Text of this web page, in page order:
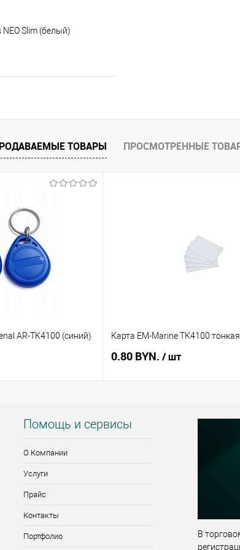
Slim (белый)
ТОВАРЫ ПРОСМОТРЕННЫЕ
AR-TK4100 (синий) Карта EM-Marine TK4100
0.80 BYN. / шт
Помощь и сервисы
О Компании
Услуги
Прайс
Контакты
Портфолио
В